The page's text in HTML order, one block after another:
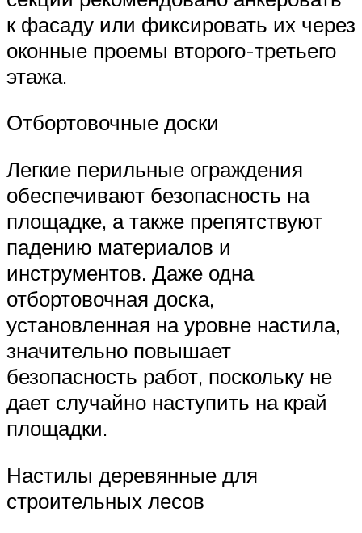
к фасаду или фиксировать их через
оконные проемы второго-третьего
этажа.
Отбортовочные доски
Легкие перильные ограждения
обеспечивают безопасность на
площадке, а также препятствуют
падению материалов и
инструментов. Даже одна
отбортовочная доска,
установленная на уровне настила,
значительно повышает
безопасность работ, поскольку не
дает случайно наступить на край
площадки.
Настилы деревянные для
строительных лесов